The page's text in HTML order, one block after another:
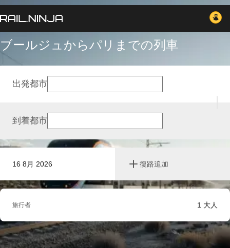
ブールジュからパリまでの列車
16 8月 2026 復路追加
出発都市
到着都市
旅行者 1 大人